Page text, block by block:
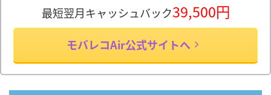
最短翌月キャッシュバック39,500円
モバレコAir公式サイトへ